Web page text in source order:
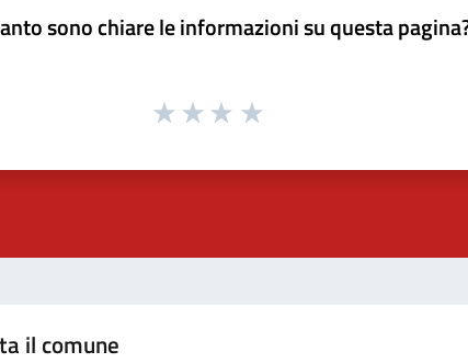
sono chiare le informazioni su questa
il comune